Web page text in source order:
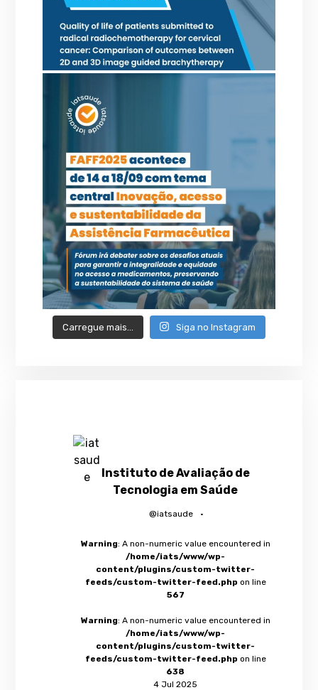
Carregue mais… Siga no Instagram
Instituto de Avaliação de
Tecnologia em Saúde
@iatsaude ·
Warning: A non-numeric value encountered in
/home/iats/www/wp-
content/plugins/custom-twitter-
feeds/custom-twitter-feed.php on line
567
Warning: A non-numeric value encountered in
/home/iats/www/wp-
content/plugins/custom-twitter-
feeds/custom-twitter-feed.php on line
638
4 Jul 2025